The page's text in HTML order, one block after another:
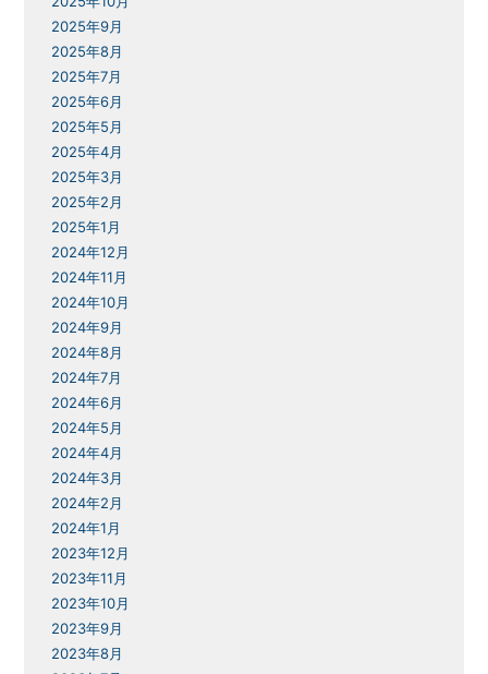
2025年9月
2025年8月
2025年7月
2025年6月
2025年5月
2025年4月
2025年3月
2025年2月
2025年1月
2024年12月
2024年11月
2024年10月
2024年9月
2024年8月
2024年7月
2024年6月
2024年5月
2024年4月
2024年3月
2024年2月
2024年1月
2023年12月
2023年11月
2023年10月
2023年9月
2023年8月